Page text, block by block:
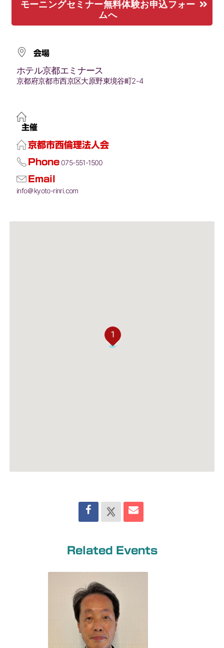
モーニングセミナー無料体験お申込フォー
ムへ
会場
ホテル京都エミナース
京都府京都市西京区大原野東境谷町2-4
主催
京都市西倫理法人会
Phone 075-551-1500
Email
info＠kyoto-rinri.com
1
Related Events